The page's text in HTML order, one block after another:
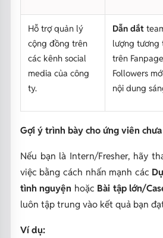
Hỗ trợ quản lý
cộng đồng trên
các kênh social
media của công
ty.
Dẫn dắt
lượng tương
trên
Followers
nội dung
Gợi ý trình bày cho ứng viên
Nếu bạn là Intern/Fresher, hãy
việc bằng cách nhấn mạnh các
tình nguyện hoặc Bài tập lớn/
luôn tập trung vào kết quả bạn
Ví dụ: